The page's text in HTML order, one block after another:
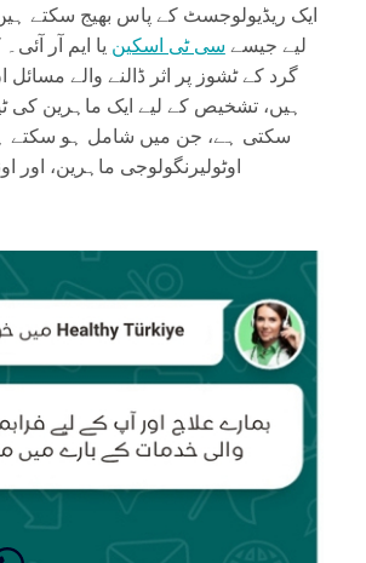
ایک ریڈیولوجسٹ کے پاس بھیج سکتے
لیے جیسے سی ٹی اسکین یا ایم آر
گرد کے ٹشوز پر اثر ڈالنے والے
ہیں، تشخیص کے لیے ایک ماہرین
سکتی ہے، جن میں شامل ہو سکتے
اوٹولیرنگولوجی ماہرین، اور